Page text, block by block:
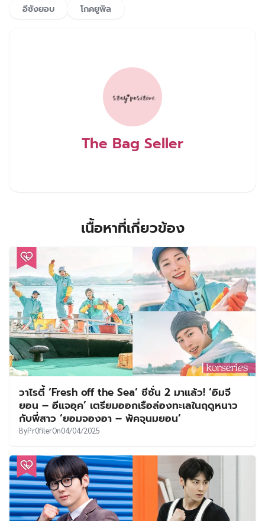
อีซังยอบ
โกคยูพิล
The Bag Seller
เนื้อหาที่เกี่ยวข้อง
วาไรตี้ ‘Fresh off the Sea’ ซีซั่น 2 มาแล้ว! ‘อิมจี
ยอน – อีแจอุค’ เตรียมออกเรือล่องทะเลในฤดูหนาว
กับพี่สาว ‘ยอมจองอา – พัคจุนมยอน’
ByPr0filerOn04/04/2025